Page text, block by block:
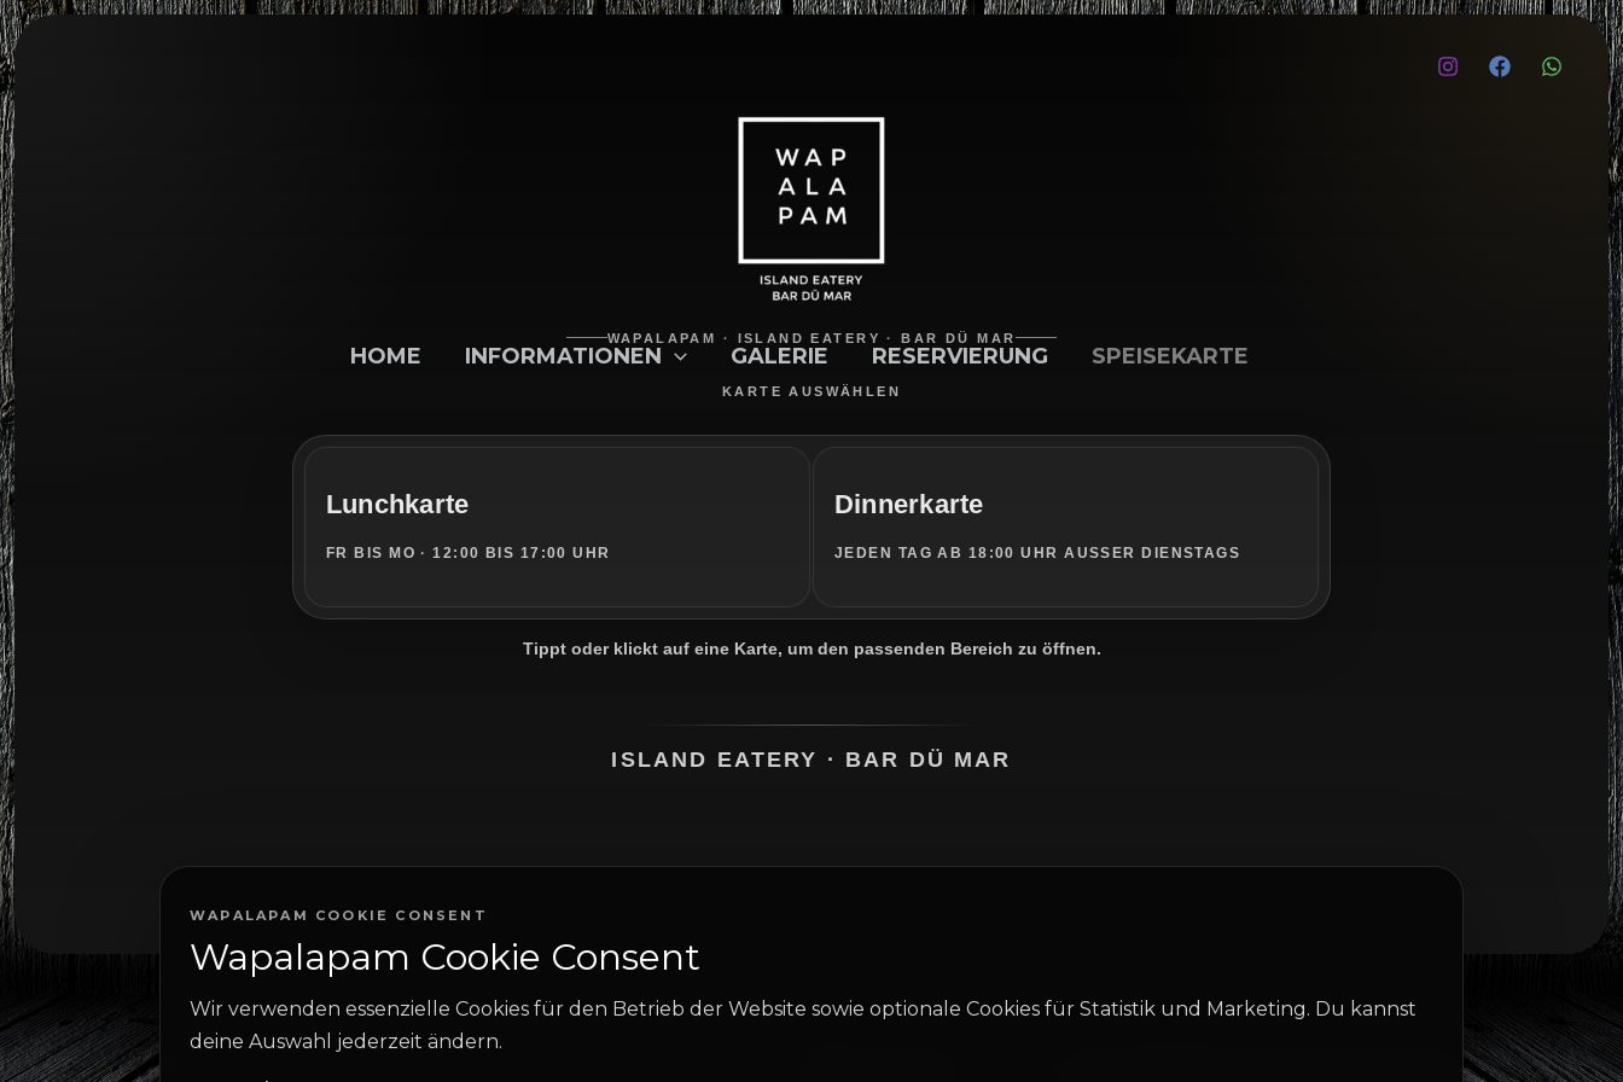
Zum Inhalt springen
HOME INFORMATIONEN GALERIE RESERVIERUNG SPEISEKARTE
WAPALAPAM · ISLAND EATERY · BAR DÜ MAR
KARTE AUSWÄHLEN
Lunchkarte
FR BIS MO · 12:00 BIS 17:00 UHR
Dinnerkarte
JEDEN TAG AB 18:00 UHR AUSSER DIENSTAGS
Tippt oder klickt auf eine Karte, um den passenden Bereich zu öffnen.
ISLAND EATERY · BAR DÜ MAR
WAPALAPAM COOKIE CONSENT
Wapalapam Cookie Consent
Wir verwenden essenzielle Cookies für den Betrieb der Website sowie optionale Cookies für Statistik und Marketing. Du kannst
deine Auswahl jederzeit ändern.